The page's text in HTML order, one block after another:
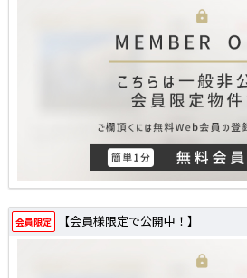
会員限定 【会員様限定で公開中！】